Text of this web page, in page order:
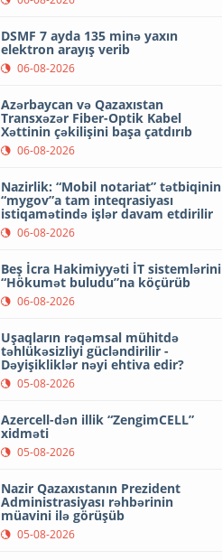
DSMF 7 ayda 135 minə yaxın
elektron arayış verib
06-08-2026
Azərbaycan və Qazaxıstan
Transxəzər Fiber-Optik Kabel
Xəttinin çəkilişini başa çatdırıb
06-08-2026
Nazirlik: “Mobil notariat” tətbiqinin
“mygov”a tam inteqrasiyası
istiqamətində işlər davam etdirilir
06-08-2026
Beş İcra Hakimiyyəti İT sistemlərini
“Hökumət buludu”na köçürüb
06-08-2026
Uşaqların rəqəmsal mühitdə
təhlükəsizliyi gücləndirilir -
Dəyişikliklər nəyi ehtiva edir?
05-08-2026
Azercell-dən illik “ZengimCELL”
xidməti
05-08-2026
Nazir Qazaxıstanın Prezident
Administrasiyası rəhbərinin
müavini ilə görüşüb
05-08-2026